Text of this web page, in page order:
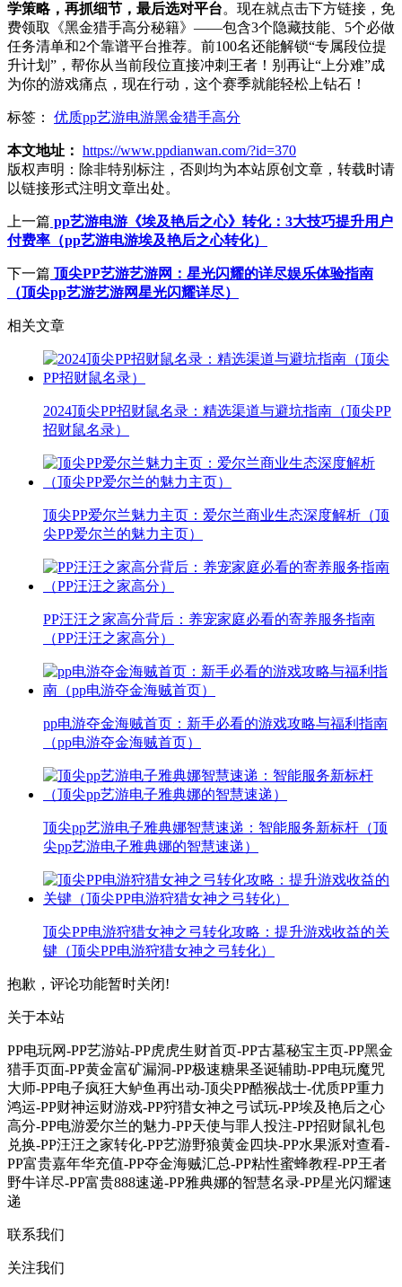
学策略，再抓细节，最后选对平台。现在就点击下方链接，免
费领取《黑金猎手高分秘籍》——包含3个隐藏技能、5个必做
任务清单和2个靠谱平台推荐。前100名还能解锁“专属段位提
升计划”，帮你从当前段位直接冲刺王者！别再让“上分难”成
为你的游戏痛点，现在行动，这个赛季就能轻松上钻石！
标签： 优质pp艺游电游黑金猎手高分
本文地址： https://www.ppdianwan.com/?id=370
版权声明： 除非特别标注，否则均为本站原创文章，转载时请
以链接形式注明文章出处。
上一篇 pp艺游电游《埃及艳后之心》转化：3大技巧提升用户
付费率（pp艺游电游埃及艳后之心转化）
下一篇 顶尖PP艺游艺游网：星光闪耀的详尽娱乐体验指南
（顶尖pp艺游艺游网星光闪耀详尽）
相关文章
2024顶尖PP招财鼠名录：精选渠道与避坑指南（顶尖PP
招财鼠名录）
顶尖PP爱尔兰魅力主页：爱尔兰商业生态深度解析（顶
尖PP爱尔兰的魅力主页）
PP汪汪之家高分背后：养宠家庭必看的寄养服务指南
（PP汪汪之家高分）
pp电游夺金海贼首页：新手必看的游戏攻略与福利指南
（pp电游夺金海贼首页）
顶尖pp艺游电子雅典娜智慧速递：智能服务新标杆（顶
尖pp艺游电子雅典娜的智慧速递）
顶尖PP电游狩猎女神之弓转化攻略：提升游戏收益的关
键（顶尖PP电游狩猎女神之弓转化）
抱歉，评论功能暂时关闭!
关于本站
PP电玩网-PP艺游站-PP虎虎生财首页-PP古墓秘宝主页-PP黑金
猎手页面-PP黄金富矿漏洞-PP极速糖果圣诞辅助-PP电玩魔咒
大师-PP电子疯狂大鲈鱼再出动-顶尖PP酷猴战士-优质PP重力
鸿运-PP财神运财游戏-PP狩猎女神之弓试玩-PP埃及艳后之心
高分-PP电游爱尔兰的魅力-PP天使与罪人投注-PP招财鼠礼包
兑换-PP汪汪之家转化-PP艺游野狼黄金四块-PP水果派对查看-
PP富贵嘉年华充值-PP夺金海贼汇总-PP粘性蜜蜂教程-PP王者
野牛详尽-PP富贵888速递-PP雅典娜的智慧名录-PP星光闪耀速
递
联系我们
关注我们